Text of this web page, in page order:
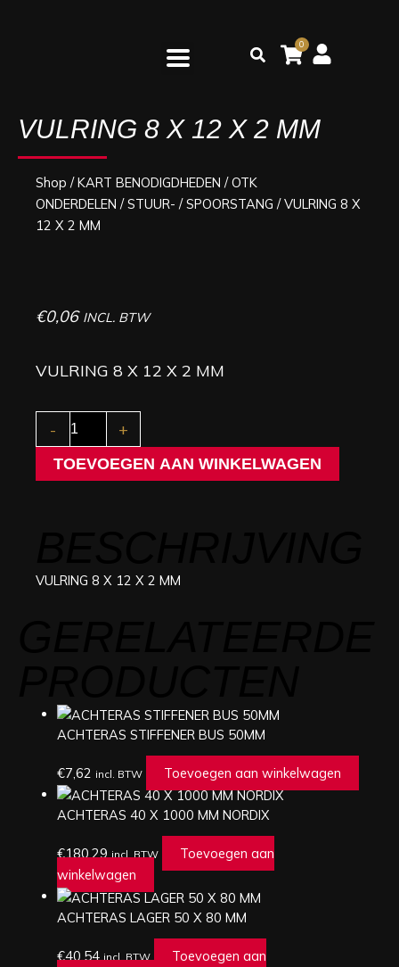
Zoeken
0
VULRING 8 X 12 X 2 MM
Shop /KART BENODIGDHEDEN /OTK
ONDERDELEN /STUUR- / SPOORSTANG / VULRING 8 X
12 X 2 MM
€0,06 INCL. BTW
VULRING 8 X 12 X 2 MM
-
VULRING
+
TOEVOEGEN AAN WINKELWAGEN
VULRING 8 X 12 X 2 MM
ACHTERAS STIFFENER BUS 50MM
€7,62 incl. BTW Toevoegen aan winkelwagen
ACHTERAS 40 X 1000 MM NORDIX
€180,29 incl. BTW
Toevoegen aan
winkelwagen
ACHTERAS LAGER 50 X 80 MM
€40,54 incl. BTW
Toevoegen aan